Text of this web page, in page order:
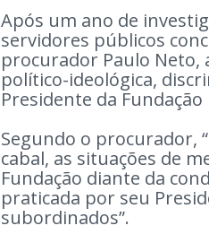
Após um ano de
servidores públicos
procurador Paulo Neto,
político-ideológica,
Presidente da
Segundo o procurador,
cabal, as situações de
Fundação diante da
praticada por seu
subordinados”.